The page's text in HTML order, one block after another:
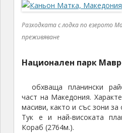
Разходката с лодка по езерото
преживяване
Национален парк
обхваща планински
част на Македония.
масиви, както и със зони
Тук е и най-високата
Кораб (2764м.).